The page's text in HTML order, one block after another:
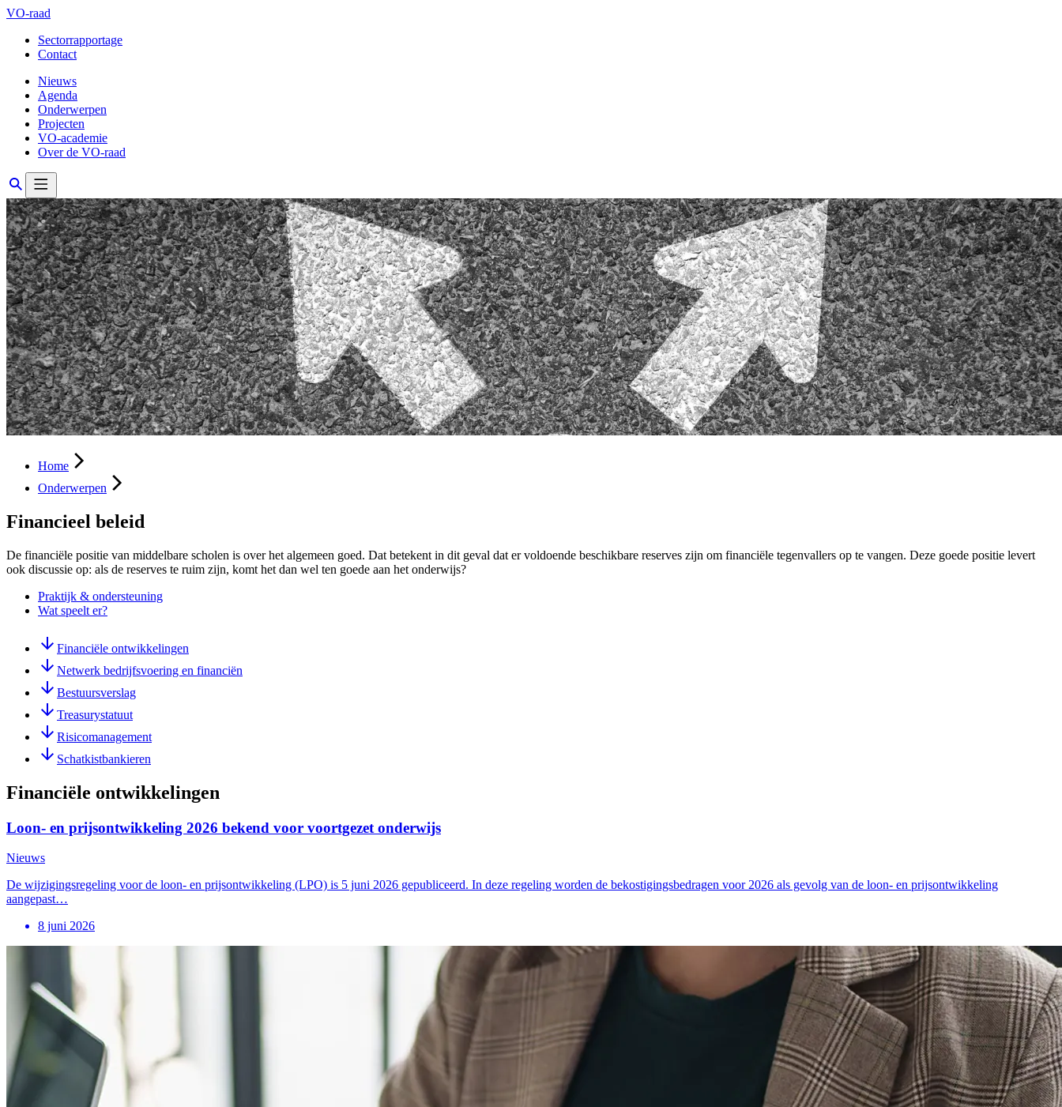
VO-raad
Sectorrapportage
Contact
Nieuws
Agenda
Onderwerpen
Projecten
VO-academie
Over de VO-raad
Home
Onderwerpen
Financieel beleid
De financiële positie van middelbare scholen is over het algemeen goed. Dat betekent in dit geval dat er voldoende beschikbare reserves zijn om financiële tegenvallers op te vangen. Deze goede positie levert
ook discussie op: als de reserves te ruim zijn, komt het dan wel ten goede aan het onderwijs?
Praktijk & ondersteuning
Wat speelt er?
Financiële ontwikkelingen
Netwerk bedrijfsvoering en financiën
Bestuursverslag
Treasurystatuut
Risicomanagement
Schatkistbankieren
Financiële ontwikkelingen
Loon- en prijsontwikkeling 2026 bekend voor voortgezet onderwijs
Nieuws
De wijzigingsregeling voor de loon- en prijsontwikkeling (LPO) is 5 juni 2026 gepubliceerd. In deze regeling worden de bekostigingsbedragen voor 2026 als gevolg van de loon- en prijsontwikkeling
aangepast…
8 juni 2026